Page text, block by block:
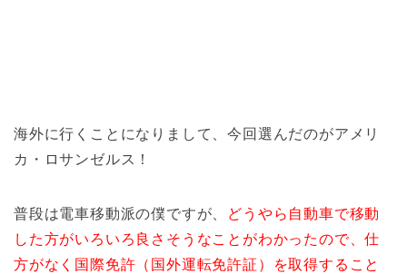
海外に行くことになりまして、今回選んだのがアメリ
カ・ロサンゼルス！
普段は電車移動派の僕ですが、
どうやら自動車で移動
した方がいろいろ良さそうなことがわかったので、仕
方がなく国際免許（国外運転免許証）を取得すること